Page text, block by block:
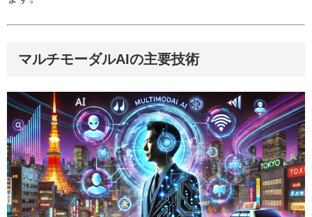
マルチモーダルAIの主要技術